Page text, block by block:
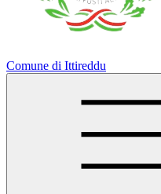
Comune di Ittireddu